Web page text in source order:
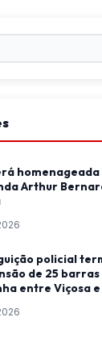
homenageada
Arthur
policial
de 25 barras
entre Viçosa